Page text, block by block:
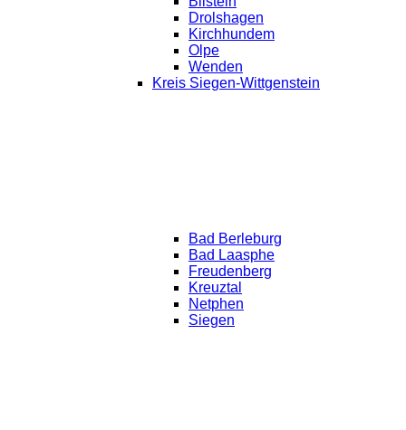
Drolshagen
Kirchhundem
Olpe
Wenden
Kreis Siegen-Wittgenstein
Bad Berleburg
Bad Laasphe
Freudenberg
Kreuztal
Netphen
Siegen